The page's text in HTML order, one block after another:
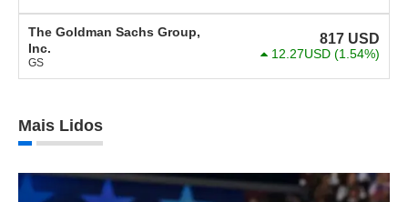
The Goldman Sachs Group,
Inc.
GS
817 USD
12.27USD (1.54%)
Mais Lidos